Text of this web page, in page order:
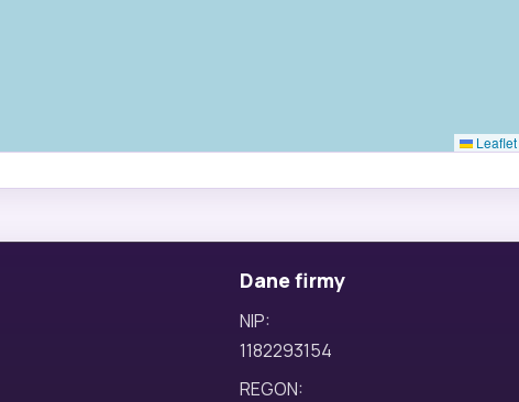
Leaflet
Dane firmy
NIP:
1182293154
REGON: